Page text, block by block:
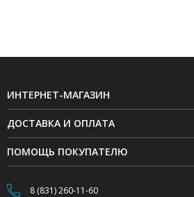
ИНТЕРНЕТ-МАГАЗИН
ДОСТАВКА И ОПЛАТА
ПОМОЩЬ ПОКУПАТЕЛЮ
8 (831) 260-11-60